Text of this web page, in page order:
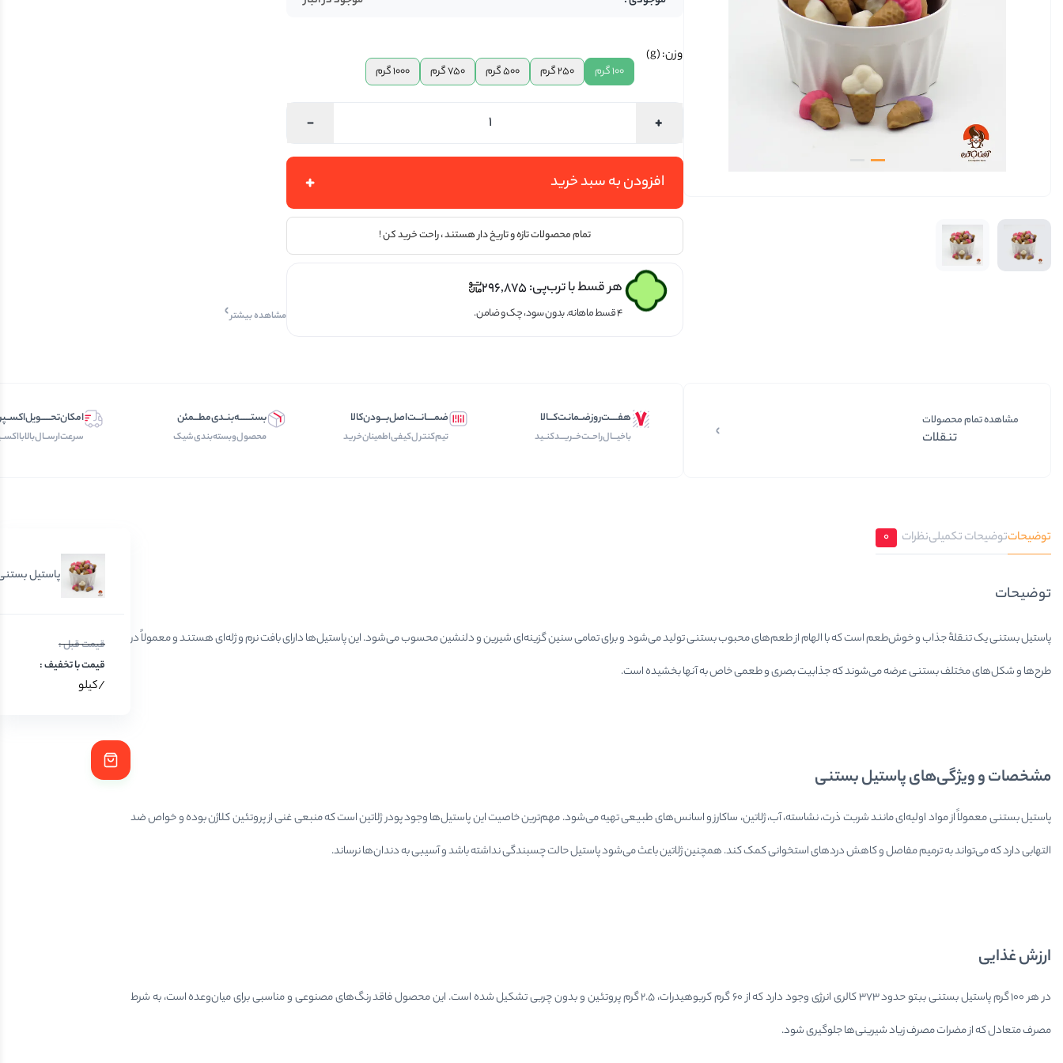
وزن: (g)
100 گرم 250 گرم 500 گرم 750 گرم 1000 گرم
افزودن به سبد خرید
تمام محصولات تازه و تاریخ دار هستند ، راحت خرید کن !
هر قسط با ترب‌پی:296,875
۴ قسط ماهانه. بدون سود، چک و ضامن. مشاهده بیشتر
مشاهده تمام محصولات
تنقلات
هفـــــت‌روز‌ضــمانـت‌کـــالا
با‌خیـــال‌راحــت‌‌‌خــریـــد‌کنــید
ضمـــــانـــت‌اصل‌بـــودن‌کالا
تیم‌کنترل‌کیفی‌اطمینان‌خرید
بستـــــــه‌بنــدی‌مطـــمئن
محصول‌و‌بسته‌بندی‌‌شیک
توضیحاتتوضیحات تکمیلینظرات 0
توضیحات
پاستیل بستنی یک تنقلۀ جذاب و خوش‌طعم است که با الهام از طعم‌های محبوب بستنی تولید می‌شود و برای تمامی سنین گزینه‌ای شیرین و دلنشین محسوب می‌شود. این پاستیل‌ها دارای بافت نرم و ژله‌ای هستند و معمولاً در
طرح‌ها و شکل‌های مختلف بستنی عرضه می‌شوند که جذابیت بصری و طعمی خاص به آنها بخشیده است.
مشخصات و ویژگی‌های پاستیل بستنی
پاستیل بستنی معمولاً از مواد اولیه‌ای مانند شربت ذرت، نشاسته، آب، ژلاتین، ساکارز و اسانس‌های طبیعی تهیه می‌شود. مهم‌ترین خاصیت این پاستیل‌ها وجود پودر ژلاتین است که منبعی غنی از پروتئین کلاژن بوده و خواص ضد
التهابی دارد که می‌تواند به ترمیم مفاصل و کاهش دردهای استخوانی کمک کند. همچنین ژلاتین باعث می‌شود پاستیل حالت چسبندگی نداشته باشد و آسیبی به دندان‌ها نرساند.
ارزش غذایی
در هر 100 گرم پاستیل بستنی ببتو حدود 373 کالری انرژی وجود دارد که از 60 گرم کربوهیدرات، 2.5 گرم پروتئین و بدون چربی تشکیل شده است. این محصول فاقد رنگ‌های مصنوعی و مناسبی برای میان‌وعده است، به شرط
مصرف متعادل که از مضرات مصرف زیاد شیرینی‌ها جلوگیری شود.
پاستیل
/کیلو